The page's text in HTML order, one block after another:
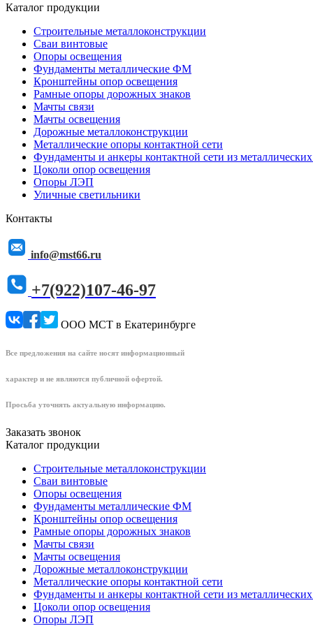
Каталог продукции
Строительные металлоконструкции
Сваи винтовые
Опоры освещения
Фундаменты металлические ФМ
Кронштейны опор освещения
Рамные опоры дорожных знаков
Мачты связи
Мачты освещения
Дорожные металлоконструкции
Металлические опоры контактной сети
Фундаменты и анкеры контактной сети из
Цоколи опор освещения
Опоры ЛЭП
Уличные светильники
Контакты
info@mst66.ru
+7(922)107-46-97
ООО МСТ в Екатеринбурге
Все предложения на сайте носят информационный
характер и не являются публичной офертой.
Просьба уточнять актуальную информацию.
Заказать звонок
Каталог продукции
Строительные металлоконструкции
Сваи винтовые
Опоры освещения
Фундаменты металлические ФМ
Кронштейны опор освещения
Рамные опоры дорожных знаков
Мачты связи
Мачты освещения
Дорожные металлоконструкции
Металлические опоры контактной сети
Фундаменты и анкеры контактной сети из
Цоколи опор освещения
Опоры ЛЭП